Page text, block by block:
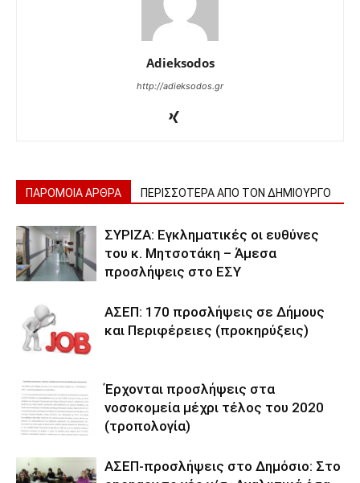
Adieksodos
http://adieksodos.gr
ΠΑΡΟΜΟΙΑ ΑΡΘΡΑ ΠΕΡΙΣΣΟΤΕΡΑ ΑΠΟ ΤΟΝ ΔΗΜΙΟΥΡΓΟ
ΣΥΡΙΖΑ: Εγκληματικές οι ευθύνες
του κ. Μητσοτάκη – Άμεσα
προσλήψεις στο ΕΣΥ
ΑΣΕΠ: 170 προσλήψεις σε Δήμους
και Περιφέρειες (προκηρύξεις)
Έρχονται προσλήψεις στα
νοσοκομεία μέχρι τέλος του 2020
(τροπολογία)
ΑΣΕΠ-προσλήψεις στο Δημόσιο: Στο